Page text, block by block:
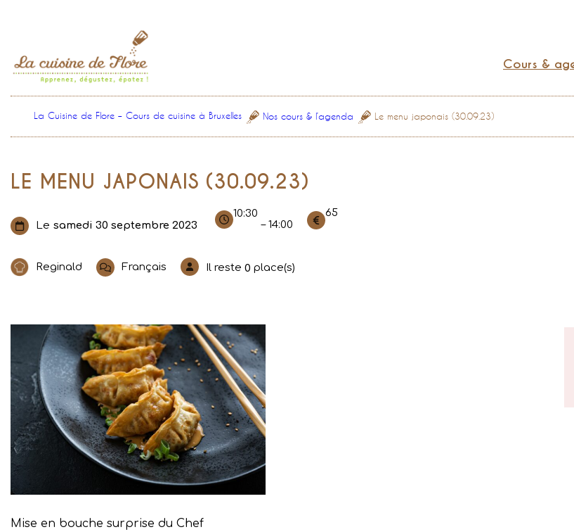
Cours &
La Cuisine de Flore – Cours de cuisine à Bruxelles Nos cours & l’agenda Le menu japonais (30.09.23)
LE MENU JAPONAIS (30.09.23)
Le samedi 30 septembre 2023
10:30
– 14:00
65
Reginald Français Il reste 0 place(s)
Mise en bouche surprise du Chef